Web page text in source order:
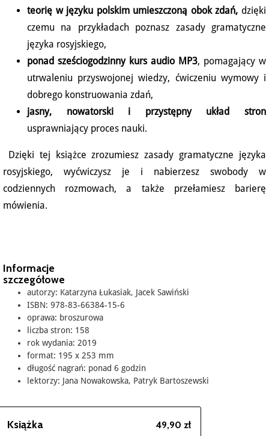
teorię w języku polskim umieszczoną obok zdań, dzięki
czemu na przykładach poznasz zasady gramatyczne
języka rosyjskiego,
ponad sześciogodzinny kurs audio MP3, pomagający w
utrwaleniu przyswojonej wiedzy, ćwiczeniu wymowy i
dobrego konstruowania zdań,
jasny, nowatorski i przystępny układ stron
usprawniający proces nauki.
Dzięki tej książce zrozumiesz zasady gramatyczne języka
rosyjskiego, wyćwiczysz je i nabierzesz swobody w
codziennych rozmowach, a także przełamiesz barierę
mówienia.
Informacje
szczegółowe
autorzy: Katarzyna Łukasiak, Jacek Sawiński
ISBN: 978-83-66384-15-6
oprawa: broszurowa
liczba stron: 158
rok wydania: 2019
format: 195 x 253 mm
długość nagrań: ponad 6 godzin
lektorzy: Jana Nowakowska, Patryk Bartoszewski
Książka 49,90 zł